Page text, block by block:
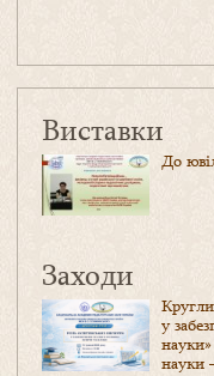
Виставки
До
Заходи
у
науки